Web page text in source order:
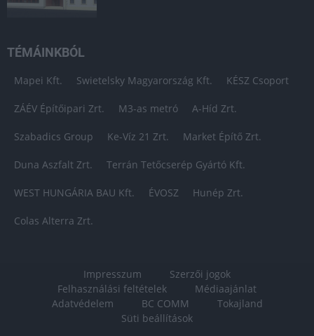
TÉMÁINKBÓL
Mapei Kft. Swietelsky Magyarország Kft. KÉSZ Csoport
ZÁÉV Építőipari Zrt. M3-as metró A-Híd Zrt.
Szabadics Group Ke-Víz 21 Zrt. Market Építő Zrt.
Duna Aszfalt Zrt. Terrán Tetőcserép Gyártó Kft.
WEST HUNGÁRIA BAU Kft. ÉVOSZ Hunép Zrt.
Colas Alterra Zrt.
Impresszum
Szerzői jogok
Felhasználási feltételek
Médiaajánlat
Adatvédelem
BC COMM
Tokajland
Süti beállítások